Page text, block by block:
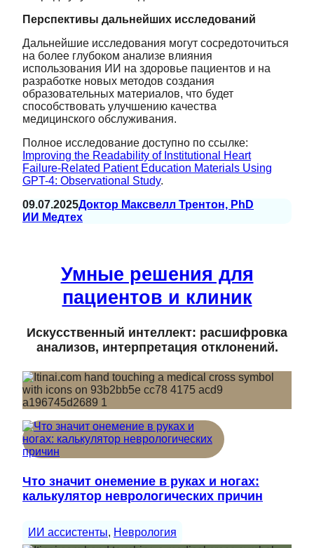
Перспективы дальнейших исследований
Дальнейшие исследования могут сосредоточиться
на более глубоком анализе влияния
использования ИИ на здоровье пациентов и на
разработке новых методов создания
образовательных материалов, что будет
способствовать улучшению качества
медицинского обслуживания.
Полное исследование доступно по ссылке:
Improving the Readability of Institutional Heart
Failure-Related Patient Education Materials Using
GPT-4: Observational Study.
09.07.2025Доктор Максвелл Трентон, PhD
ИИ Медтех
Умные решения для
пациентов и клиник
Искусственный интеллект: расшифровка
анализов, интерпретация отклонений.
Что значит онемение в руках и ногах:
калькулятор неврологических причин
ИИ ассистенты, Неврология